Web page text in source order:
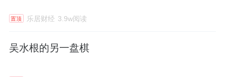
置顶 乐居财经 3.9w阅读
吴水根的另一盘棋